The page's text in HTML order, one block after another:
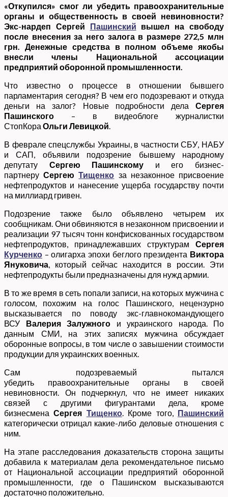
«Откупился» смог ли убедить правоохранительные
органы и общественность в своей невиновности?
Экс-нардеп Сергей Пашинский вышел на свободу
после внесения за него залога в размере 272,5 млн
грн. Денежные средства в полном объеме якобы
внесли члены Национальной ассоциации
предприятий оборонной промышленности.
Что известно о процессе в отношении бывшего
парламентария сегодня? В чем его подозревают и откуда
деньги на залог? Новые подробности дела Сергея
Пашинского – в видеоблоге журналистки
СтопКора Ольги Левицкой
В феврале спецслужбы Украины, в частности СБУ, НАБУ
и САП, объявили подозрение бывшему народному
депутату Сергею Пашинскому и его бизнес-
партнеруСергеюТищенко за незаконное присвоение
нефтепродуктов и нанесение ущерба государству почти
на миллиард гривен.
Подозрение также было объявлено четырем их
сообщникам. Они обвиняются в незаконном присвоении и
реализации 97 тысяч тонн конфискованных государством
нефтепродуктов, принадлежавших структурам Сергея
Курченко – олигарха эпохи беглого президента Виктора
Януковича , который сейчас находится в россии. Эти
нефтепродукты были предназначены для нужд армии.
В то же время в сеть попали записи, на которых мужчина с
голосом, похожим на голос Пашинского, нецензурно
высказывается по поводу экс-главнокомандующего
ВСУ Валерия Залужного и украинского народа. По
данным СМИ, на этих записях мужчина обсуждает
оборонные вопросы, в том числе о завышении стоимости
продукции для украинских военных.
Сам подозреваемый пытался
убедить правоохранительные органы в своей
невиновности. Он подчеркнул, что не имеет никаких
связей с другими фигурантами дела, кроме
бизнесменаСергея Тищенко. Кроме того, Пашинский
категорически отрицал какие-либо деловые отношения с
ним.
На этапе расследования доказательств сторона защиты
добавила к материалам дела рекомендательное письмо
от Национальной ассоциации предприятий оборонной
промышленности, где о Пашинском высказываются
достаточно положительно.